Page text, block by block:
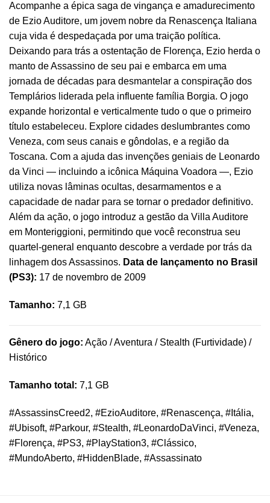
Acompanhe a épica saga de vingança e amadurecimento
de Ezio Auditore, um jovem nobre da Renascença Italiana
cuja vida é despedaçada por uma traição política.
Deixando para trás a ostentação de Florença, Ezio herda o
manto de Assassino de seu pai e embarca em uma
jornada de décadas para desmantelar a conspiração dos
Templários liderada pela influente família Borgia. O jogo
expande horizontal e verticalmente tudo o que o primeiro
título estabeleceu. Explore cidades deslumbrantes como
Veneza, com seus canais e gôndolas, e a região da
Toscana. Com a ajuda das invenções geniais de Leonardo
da Vinci — incluindo a icônica Máquina Voadora —, Ezio
utiliza novas lâminas ocultas, desarmamentos e a
capacidade de nadar para se tornar o predador definitivo.
Além da ação, o jogo introduz a gestão da Villa Auditore
em Monteriggioni, permitindo que você reconstrua seu
quartel-general enquanto descobre a verdade por trás da
linhagem dos Assassinos. Data de lançamento no Brasil
(PS3): 17 de novembro de 2009
Tamanho: 7,1 GB
Gênero do jogo: Ação / Aventura / Stealth (Furtividade) /
Histórico
Tamanho total: 7,1 GB
#AssassinsCreed2, #EzioAuditore, #Renascença, #Itália,
#Ubisoft, #Parkour, #Stealth, #LeonardoDaVinci, #Veneza,
#Florença, #PS3, #PlayStation3, #Clássico,
#MundoAberto, #HiddenBlade, #Assassinato